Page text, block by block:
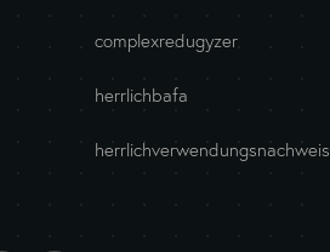
complexredugyzer
herrlichbafa
herrlichverwendungsnachweis